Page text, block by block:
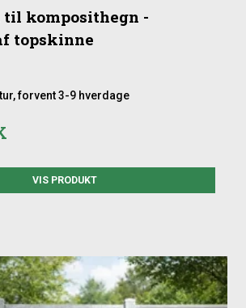
komposithegn -
topskinne
forvent 3-9 hverdage
VIS PRODUKT